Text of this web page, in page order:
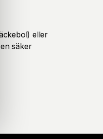
eller
säker